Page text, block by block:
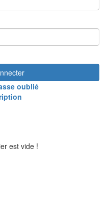
oublié
est vide !